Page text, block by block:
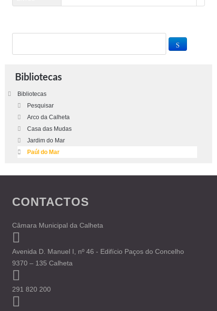
Bibliotecas
Bibliotecas
Pesquisar
Arco da Calheta
Casa das Mudas
Jardim do Mar
Paúl do Mar
CONTACTOS
Câmara Municipal da Calheta
Avenida D. Manuel I, nº 46 - Edifício Paços do Concelho
9370 – 135 Calheta
291 820 200